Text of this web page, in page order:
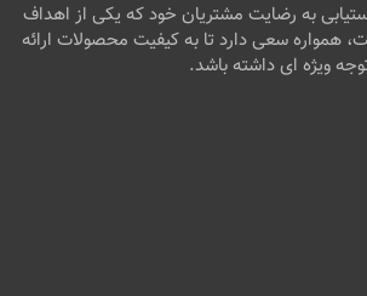
به رضایت مشتریان خود که یکی از اهداف
همواره سعی دارد تا به کیفیت محصولات ارائه
ویژه ای داشته باشد.